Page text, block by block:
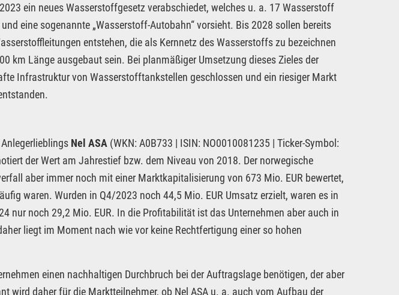
ein neues Wasserstoffgesetz verabschiedet, welches u. a. 17 Wasserstoff
eine sogenannte „Wasserstoff-Autobahn“ vorsieht. Bis 2028 sollen bereits
entstehen, die als Kernnetz des Wasserstoffs zu bezeichnen
km Länge ausgebaut sein. Bei planmäßiger Umsetzung dieses Zieles der
Infrastruktur von Wasserstofftankstellen geschlossen und ein riesiger Markt
Nel ASA (WKN: A0B733 | ISIN: NO0010081235 | Ticker-Symbol:
der Wert am Jahrestief bzw. dem Niveau von 2018. Der norwegische
aber immer noch mit einer Marktkapitalisierung von 673 Mio. EUR bewertet,
waren. Wurden in Q4/2023 noch 44,5 Mio. EUR Umsatz erzielt, waren es in
nur noch 29,2 Mio. EUR. In die Profitabilität ist das Unternehmen aber auch in
liegt im Moment nach wie vor keine Rechtfertigung einer so hohen
einen nachhaltigen Durchbruch bei der Auftragslage benötigen, der aber
wird daher für die Marktteilnehmer, ob Nel ASA u. a. auch vom Aufbau der